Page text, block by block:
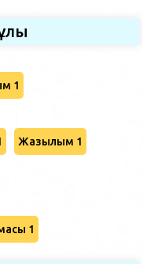
1
Жазылым 1
1